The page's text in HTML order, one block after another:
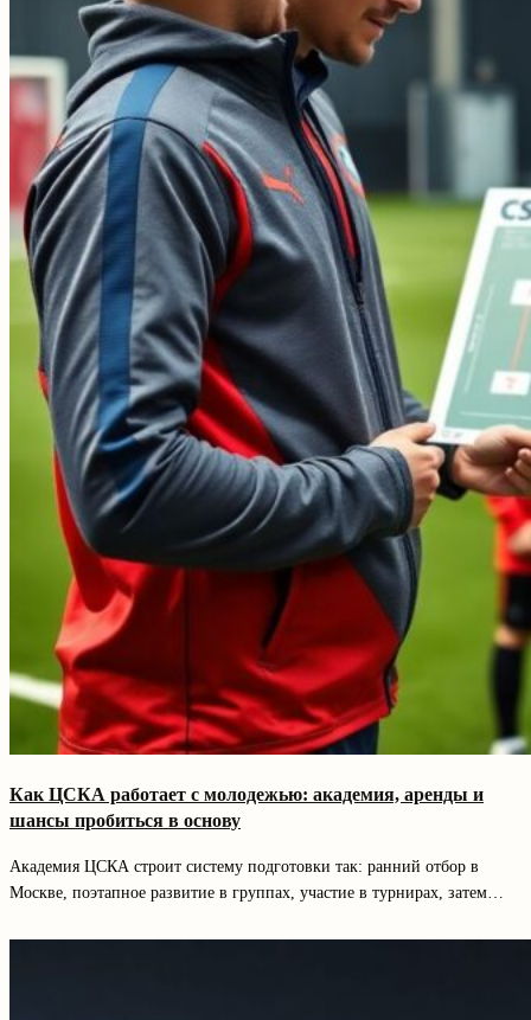
Как ЦСКА работает с молодежью: академия, аренды и
шансы пробиться в основу
Академия ЦСКА строит систему подготовки так: ранний отбор в
Москве, поэтапное развитие в группах, участие в турнирах, затем…